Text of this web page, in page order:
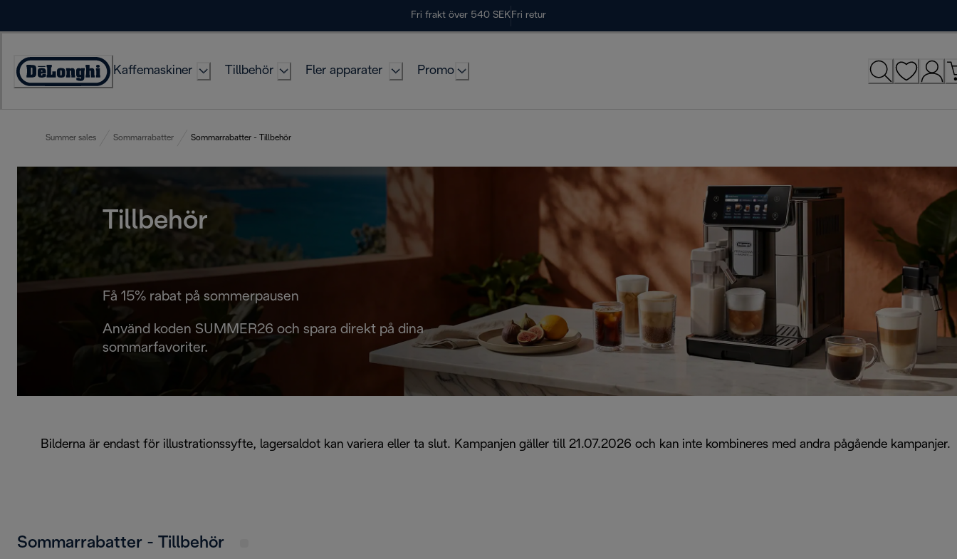
Fri frakt över 540 SEK Fri retur
Accessibility
Kaffemaskiner Tillbehör Fler apparater Promo
Summer sales Sommarrabatter Sommarrabatter - Tillbehör
Tillbehör
Få 15% rabat på sommerpausen
Använd koden SUMMER26 och spara direkt på dina
sommarfavoriter.
Bilderna är endast för illustrationssyfte, lagersaldot kan variera eller ta slut. Kampanjen gäller till 21.07.2026 och kan inte kombineres med andra pågående kampanjer.
Sommarrabatter - Tillbehör